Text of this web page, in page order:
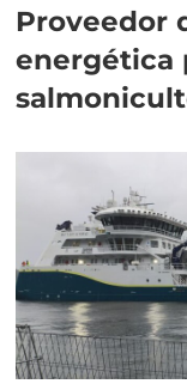
Proveedor
energética